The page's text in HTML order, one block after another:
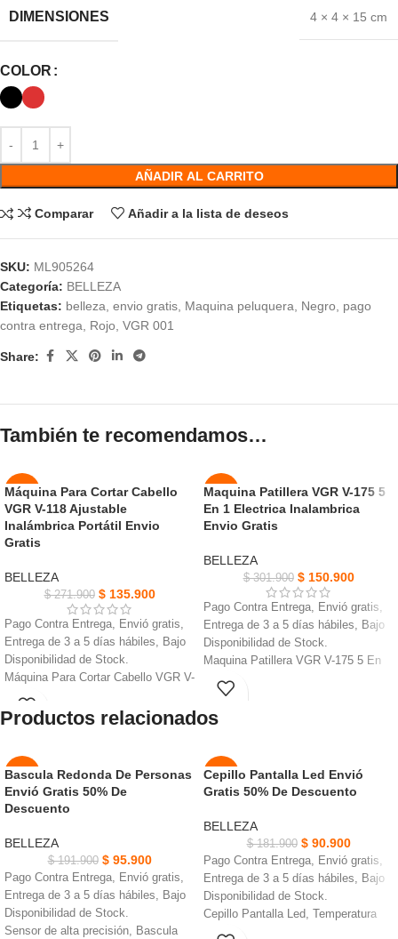
DIMENSIONES 4 × 4 × 15 cm
COLOR
AÑADIR AL CARRITO
Comparar Añadir a la lista de deseos
SKU: ML905264
Categoría: BELLEZA
Etiquetas: belleza, envio gratis, Maquina peluquera, Negro, pago
contra entrega, Rojo, VGR 001
Share:
También te recomendamos…
-50%
NUEVO
Máquina Para Cortar Cabello
VGR V-118 Ajustable
Inalámbrica Portátil Envio
Gratis
BELLEZA
$271.900 $135.900
Pago Contra Entrega, Envió gratis,
Entrega de 3 a 5 días hábiles, Bajo
Disponibilidad de Stock.
Máquina Para Cortar Cabello VGR V-
118 Ajustable, opciones de estilo
versátiles y fácil mezcla.
eficiente.
Ajuste fácilmente la longitud de
corte de 0,8 a 2 mm con hoja acero
Fabricada con cuchillas de acero
inoxidable no corrosivas, batería
2000 mAh uso prolongado.
Garantiza cortes precisos y sin
esfuerzo en todo momento, pantalla
LED de batería.
-50%
NUEVO
Maquina Patillera VGR V-175 5
En 1 Electrica Inalambrica
Envio Gratis
BELLEZA
$301.900 $150.900
Pago Contra Entrega, Envió gratis,
Entrega de 3 a 5 días hábiles, Bajo
Disponibilidad de Stock.
Maquina Patillera VGR V-175 5 En
1, Puede enjuagar con agua
corriente para una fácil limpieza.
Carga rápida 600 mAh iones de litio,
Perfecto para crear múltiples estilos
gracias a sus diferentes posiciones.
llevarlo a donde quiera, con 5
cabezales de fijación diferentes.
Un cabezal recortador de tamaño
completo y recortador para pan,
ruido, precisión.
Productos relacionados
-50%
NUEVO
Bascula Redonda De Personas
Envió Gratis 50% De
Descuento
BELLEZA
$191.900 $95.900
Pago Contra Entrega, Envió gratis,
Entrega de 3 a 5 días hábiles, Bajo
Disponibilidad de Stock.
Sensor de alta precisión, Bascula
-50%
Cepillo Pantalla Led Envió
Gratis 50% De Descuento
BELLEZA
$181.900 $90.900
Pago Contra Entrega, Envió gratis,
Entrega de 3 a 5 días hábiles, Bajo
Disponibilidad de Stock.
Cepillo Pantalla Led, Temperatura
regulable para todo tipo de cabello.